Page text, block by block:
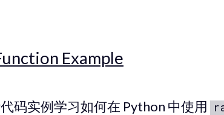
Example
码实例学习如何在 Python 中使用